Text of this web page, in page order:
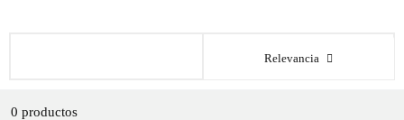
Relevancia
0 productos